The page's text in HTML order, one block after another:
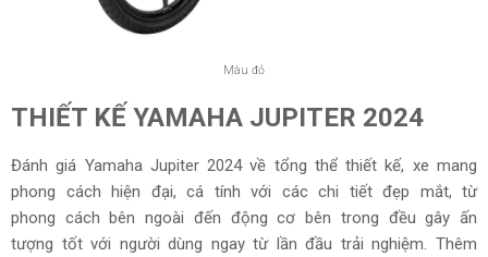
Màu đỏ
THIẾT KẾ YAMAHA JUPITER 2024
Đánh giá Yamaha Jupiter 2024 về tổng thể thiết kế, xe mang
phong cách hiện đại, cá tính với các chi tiết đẹp mắt, từ
phong cách bên ngoài đến động cơ bên trong đều gây ấn
tượng tốt với người dùng ngay từ lần đầu trải nghiệm. Thêm